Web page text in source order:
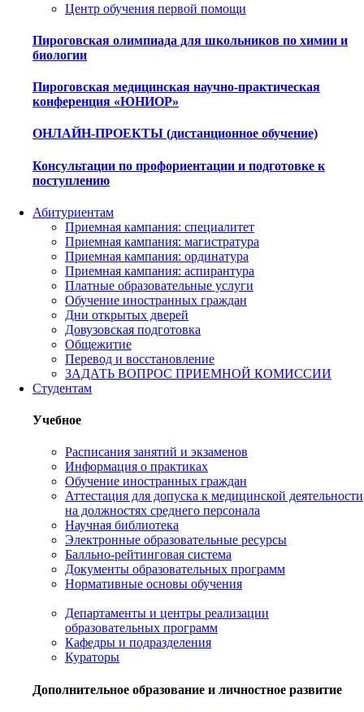
Центр обучения первой помощи
Пироговская олимпиада для школьников по химии и
биологии
Пироговская медицинская научно-практическая
конференция «ЮНИОР»
ОНЛАЙН-ПРОЕКТЫ (дистанционное обучение)
Консультации по профориентации и подготовке к
поступлению
Абитуриентам
Приемная кампания: специалитет
Приемная кампания: магистратура
Приемная кампания: ординатура
Приемная кампания: аспирантура
Платные образовательные услуги
Обучение иностранных граждан
Дни открытых дверей
Довузовская подготовка
Общежитие
Перевод и восстановление
ЗАДАТЬ ВОПРОС ПРИЕМНОЙ КОМИССИИ
Студентам
Учебное
Расписания занятий и экзаменов
Информация о практиках
Обучение иностранных граждан
Аттестация для допуска к медицинской деятельности
на должностях среднего персонала
Научная библиотека
Электронные образовательные ресурсы
Балльно-рейтинговая система
Документы образовательных программ
Нормативные основы обучения
Департаменты и центры реализации
образовательных программ
Кафедры и подразделения
Кураторы
Дополнительное образование и личностное развитие